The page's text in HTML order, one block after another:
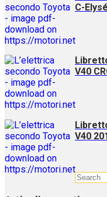
C-
V40
V40